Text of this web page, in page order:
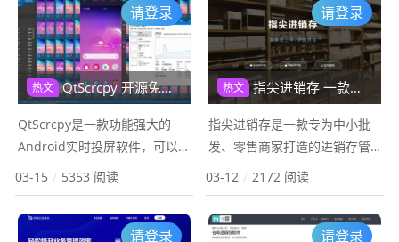
却苦于无门，甚至企业高管也
开始担忧单一收入来源的脆弱
性。在这样的大环境下，寻找
一份...
广佣金、实时通知、在线聊天
等功能。📖 项目简介本系统是
一款基于 PHP + MySQL...
热文 QtScrcpy 开源免费的Android实时投屏软件,电脑群控软件
请登录
QtScrcpy是一款功能强大的
Android实时投屏软件，可以让
电脑通过USB数据线或者无线
网接到安卓手机，不需要root
权限就可以让安卓手机在电脑
上进行实时投屏。且QtSc...
03-15 / 5353 阅读
热文 指尖进销存 一款专为中小批发、零售商家打造的进销存管理软件
请登录
指尖进销存是一款专为中小批
发、零售商家打造的进销存管
理软件。由成都寒峰科技有限
公司自主研发，这款软件致力
于通过移动互联网技术，帮助
商家科学地管理店铺，实现数
03-12 / 2172 阅读
请登录 请登录